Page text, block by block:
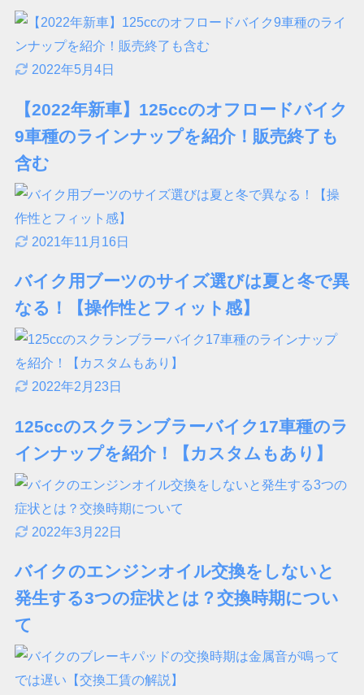
2022年5月4日
【2022年新車】125ccのオフロードバイク
9車種のラインナップを紹介！販売終了も
含む
2021年11月16日
バイク用ブーツのサイズ選びは夏と冬で異
なる！【操作性とフィット感】
2022年2月23日
125ccのスクランブラーバイク17車種のラ
インナップを紹介！【カスタムもあり】
2022年3月22日
バイクのエンジンオイル交換をしないと
発生する3つの症状とは？交換時期につい
て